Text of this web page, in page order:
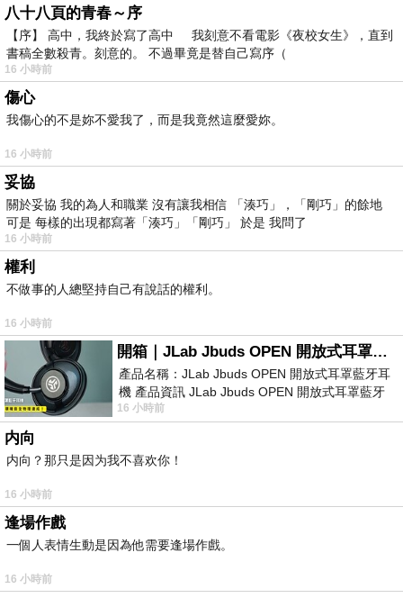
八十八頁的青春～序
【序】 高中，我終於寫了高中 我刻意不看電影《夜校女生》，直到
書稿全數殺青。刻意的。 不過畢竟是替自己寫序（
16 小時前
傷心
我傷心的不是妳不愛我了，而是我竟然這麼愛妳。
16 小時前
妥協
關於妥協 我的為人和職業 沒有讓我相信 「湊巧」，「剛巧」的餘地
可是 每樣的出現都寫著「湊巧」「剛巧」 於是 我問了
16 小時前
權利
不做事的人總堅持自己有說話的權利。
16 小時前
開箱｜JLab Jbuds OPEN 開放式耳罩藍牙耳機 - 設計美學，輕巧、透氣、環境音全物理達成！
產品名稱：JLab Jbuds OPEN 開放式耳罩藍牙耳
機 產品資訊 JLab Jbuds OPEN 開放式耳罩藍牙
耳機評語：非常有特色，值得喜愛美型工
16 小時前
内向
内向？那只是因为我不喜欢你！
16 小時前
逢場作戲
一個人表情生動是因為他需要逢場作戲。
16 小時前